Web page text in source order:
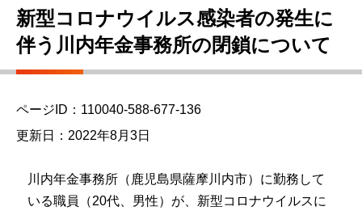
新型コロナウイルス感染者の発生に
伴う川内年金事務所の閉鎖について
ページID：110040-588-677-136
更新日：2022年8月3日
川内年金事務所（鹿児島県薩摩川内市）に勤務して
いる職員（20代、男性）が、新型コロナウイルスに